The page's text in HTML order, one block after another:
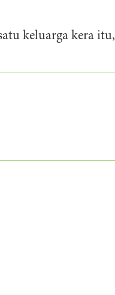
keluarga kera itu,